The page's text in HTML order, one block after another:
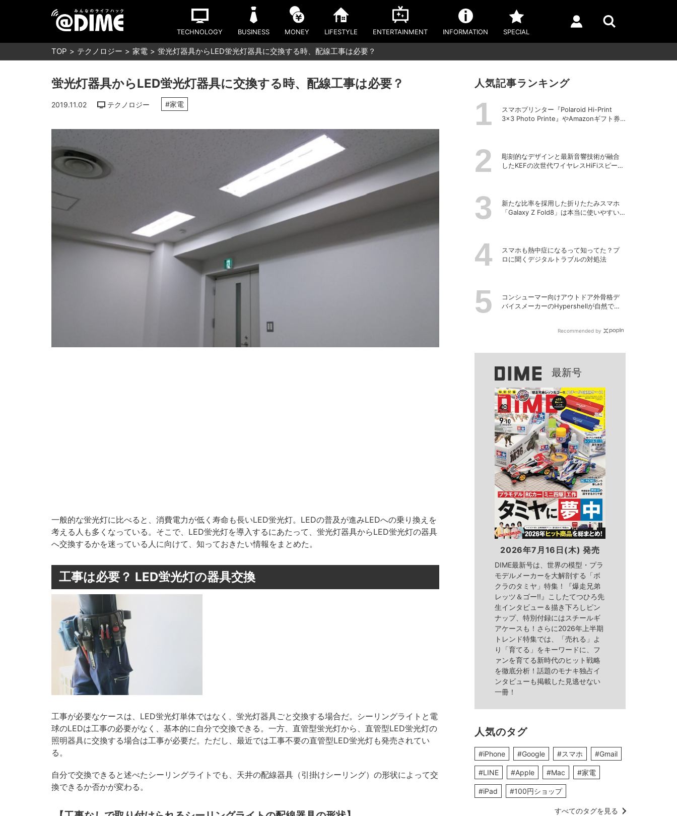
TECHNOLOGY BUSINESS MONEY LIFESTYLE ENTERTAINMENT INFORMATION SPECIAL
TOP テクノロジー 家電 蛍光灯器具からLED蛍光灯器具に交換する時、配線工事は必要？
蛍光灯器具からLED蛍光灯器具に交換する時、配線工事は必要？
2019.11.02 テクノロジー #家電
一般的な蛍光灯に比べると、消費電力が低く寿命も長いLED蛍光灯。LEDの普及が進みLEDへの乗り換えを
考える人も多くなっている。そこで、LED蛍光灯を導入するにあたって、蛍光灯器具からLED蛍光灯の器具
へ交換するかを迷っている人に向けて、知っておきたい情報をまとめた。
工事は必要？ LED蛍光灯の器具交換
工事が必要なケースは、LED蛍光灯単体ではなく、蛍光灯器具ごと交換する場合だ。シーリングライトと電
球のLEDは工事の必要がなく、基本的に自分で交換できる。一方、直管型蛍光灯から、直管型LED蛍光灯の
照明器具に交換する場合は工事が必要だ。ただし、最近では工事不要の直管型LED蛍光灯も発売されてい
る。
自分で交換できると述べたシーリングライトでも、天井の配線器具（引掛けシーリング）の形状によって交
換できるか否かが変わる。
人気記事ランキング
スマホプリンター『Polaroid Hi-Print
3×3 Photo Printe』やAmazonギフト券
彫刻的なデザインと最新音響技術が融合
したKEFの次世代ワイヤレスHiFiスピーカ
新たな比率を採用した折りたたみスマホ
「Galaxy Z Fold8」は本当に使いやすい
スマホも熱中症になるって知ってた？プ
ロに聞くデジタルトラブルの対処法
コンシューマー向けアウトドア外骨格デ
バイスメーカーのHypershellが自然でシ
Recommended by
最新号
2026年7月16日(木) 発売
DIME最新号は、世界の模型・プラ
モデルメーカーを大解剖する「ボ
クラのタミヤ」特集！『爆走兄弟
レッツ＆ゴー!!』こしたてつひろ先
生インタビュー＆描き下ろしピン
ナップ、特別付録にはスチールギ
アケースも！さらに2026年上半期
トレンド特集では、「売れる」よ
り「育てる」をキーワードに、フ
ァンを育てる新時代のヒット戦略
を徹底分析！話題のモナキ独占イ
ンタビューも掲載した見逃せない
一冊！
人気のタグ
#iPhone #Google #スマホ #Gmail
#LINE #Apple #Mac #家電
#iPad #100円ショップ
すべてのタグを見る